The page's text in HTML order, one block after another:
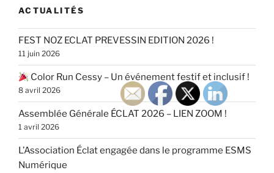
ACTUALITÉS
FEST NOZ ECLAT PREVESSIN EDITION 2026 !
11 juin 2026
Color Run Cessy – Un événement festif et inclusif !
8 avril 2026
Assemblée Générale ÉCLAT 2026 – LIEN ZOOM !
1 avril 2026
L’Association Éclat engagée dans le programme ESMS
Numérique